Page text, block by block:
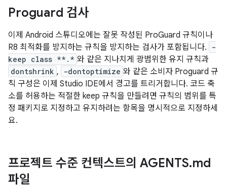
Proguard 검사
이제 Android 스튜디오에는 잘못 작성된 ProGuard 규칙이나
R8 최적화를 방지하는 규칙을 방지하는 검사가 포함됩니다.
-
keep class **.* 와 같은 지나치게 광범위한 유지 규칙과
dontshrink , -dontoptimize 와 같은 소비자 Proguard 규
칙 구성은 이제 Studio IDE에서 경고를 트리거합니다. 코드 축
소를 허용하는 적절한 keep 규칙을 만들려면 규칙의 범위를 특
정 패키지로 지정하고 유지하려는 항목을 명시적으로 지정하세
요.
프로젝트 수준 컨텍스트의 AGENTS.md
파일